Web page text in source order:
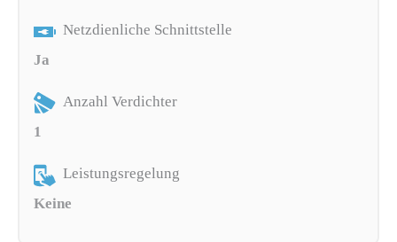
Netzdienliche Schnittstelle
Ja
Anzahl Verdichter
1
Leistungsregelung
Keine